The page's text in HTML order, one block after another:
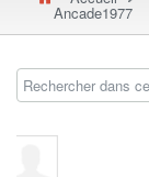
Ancade1977